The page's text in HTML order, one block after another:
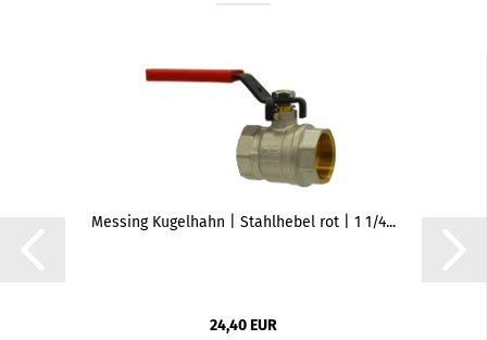
Messing Kugelhahn | Stahlhebel rot | 1 1/4...
24,40 EUR